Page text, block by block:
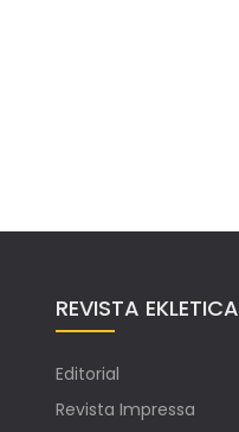
REVISTA EKLETICA
Editorial
Revista Impressa